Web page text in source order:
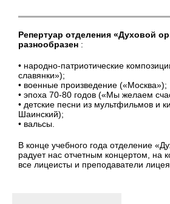
Репертуар отделения «Духовой
разнообразен :
• народно-патриотические
славянки»);
• военные произведение («Москва»);
• эпоха 70-80 годов («Мы желаем
• детские песни из мультфильмов и
Шаинский);
• вальсы.
В конце учебного года отделение
радует нас отчетным концертом, на
все лицеисты и преподаватели лицея.